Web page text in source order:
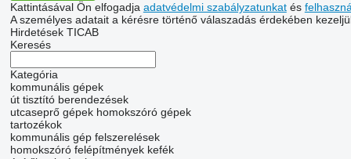
Kattintásával Ön elfogadja adatvédelmi szabályzatunkatés
A személyes adatait a kérésre történő válaszadás érdekében
Hirdetések TICAB
Keresés
Kategória
kommunális gépek
út tisztító berendezések
utcaseprő gépek homokszóró gépek
tartozékok
kommunális gép felszerelések
homokszóró felépítmények kefék